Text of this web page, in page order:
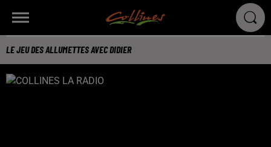
LE JEU DES ALLUMETTES AVEC DIDIER